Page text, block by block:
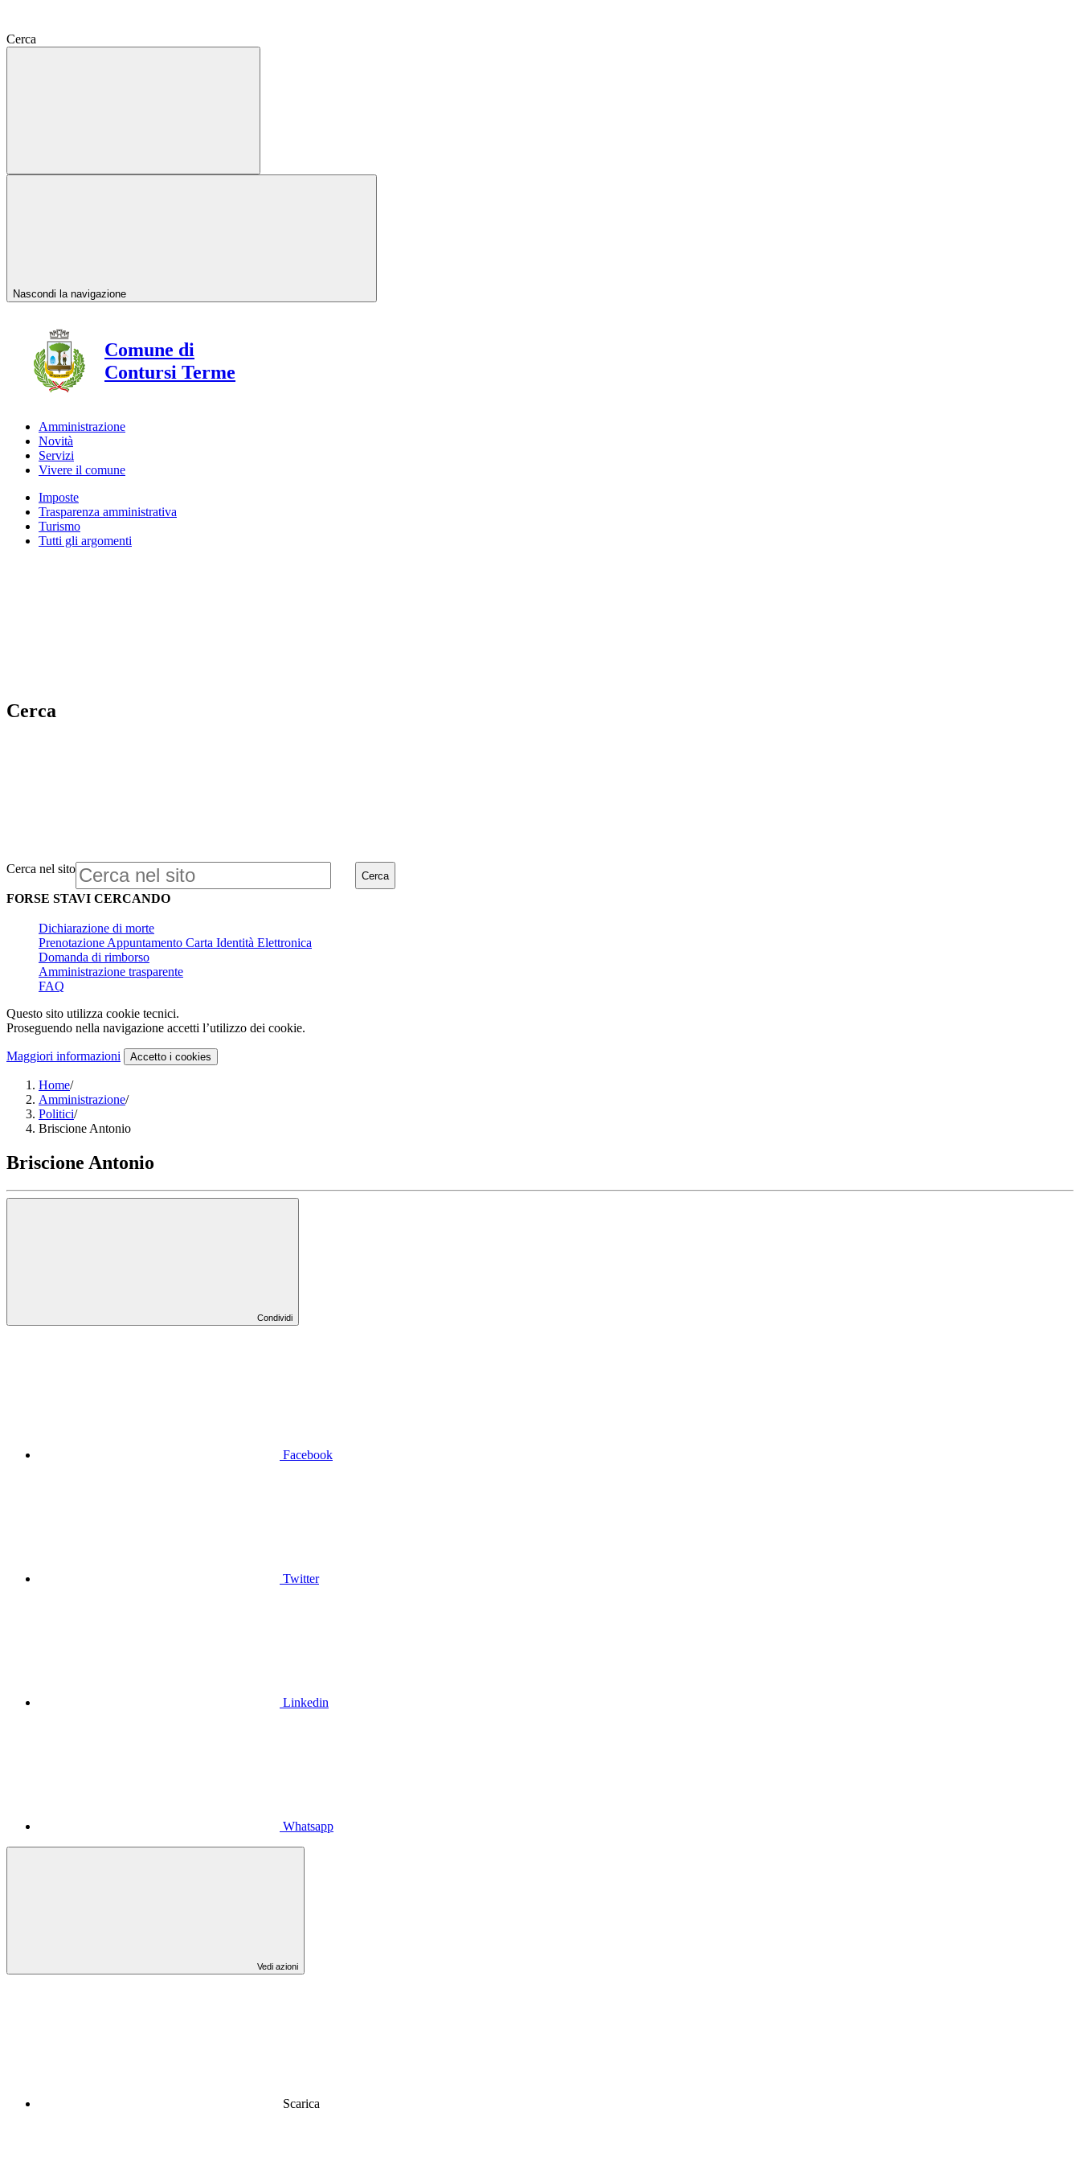
Cerca
Nascondi la navigazione
Comune di
Contursi Terme
Amministrazione
Novità
Servizi
Vivere il comune
Imposte
Trasparenza amministrativa
Turismo
Tutti gli argomenti
Cerca
Cerca nel sito Cerca
FORSE STAVI CERCANDO
Dichiarazione di morte
Prenotazione Appuntamento Carta Identità Elettronica
Domanda di rimborso
Amministrazione trasparente
FAQ
Questo sito utilizza cookie tecnici.
Proseguendo nella navigazione accetti l’utilizzo dei cookie.
Maggiori informazioni Accetto i cookies
Home/
Amministrazione/
Politici/
Briscione Antonio
Briscione Antonio
Condividi
Facebook
Twitter
Linkedin
Whatsapp
Vedi azioni
Scarica